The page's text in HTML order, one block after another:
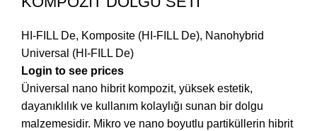
HI-FILL De, Komposite (HI-FILL De), Nanohybrid
Universal (HI-FILL De)
Login to see prices
Üniversal nano hibrit kompozit, yüksek estetik,
dayanıklılık ve kullanım kolaylığı sunan bir dolgu
malzemesidir. Mikro ve nano boyutlu partiküllerin hibrit